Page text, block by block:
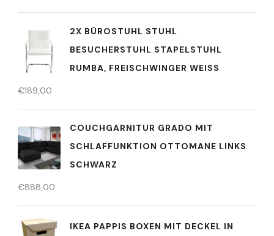
2X BÜROSTUHL STUHL
BESUCHERSTUHL STAPELSTUHL
RUMBA, FREISCHWINGER WEISS
€189,00
COUCHGARNITUR GRADO MIT
SCHLAFFUNKTION OTTOMANE LINKS
SCHWARZ
€888,00
IKEA PAPPIS BOXEN MIT DECKEL IN